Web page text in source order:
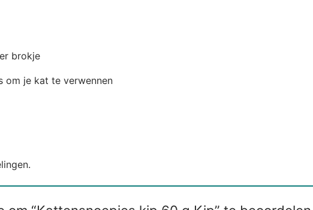
brokje
om je kat te verwennen